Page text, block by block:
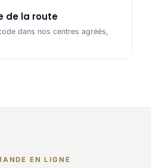
de la route
dans nos centres agréés,
EN LIGNE